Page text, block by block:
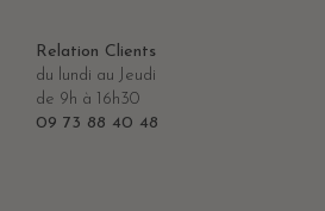
Relation Clients
du lundi au Jeudi
de 9h à 16h30
09 73 88 40 48